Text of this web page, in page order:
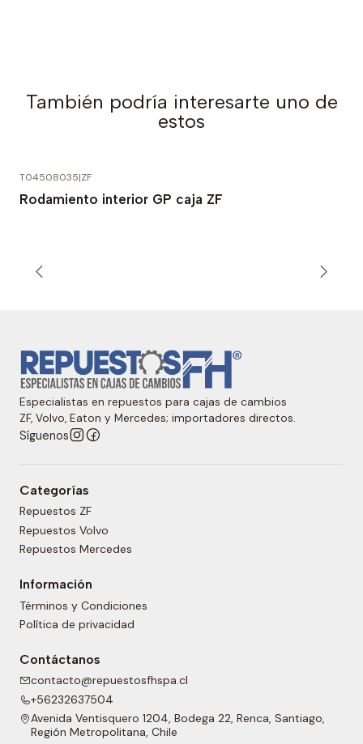
También podría interesarte uno de
estos
T04508035|ZF
Rodamiento interior GP caja ZF
Especialistas en repuestos para cajas de cambios
ZF, Volvo, Eaton y Mercedes; importadores directos.
Síguenos
Categorías
Repuestos ZF
Repuestos Volvo
Repuestos Mercedes
Información
Términos y Condiciones
Política de privacidad
Contáctanos
contacto@repuestosfhspa.cl
+56232637504
Avenida Ventisquero 1204, Bodega 22, Renca, Santiago,
Región Metropolitana, Chile